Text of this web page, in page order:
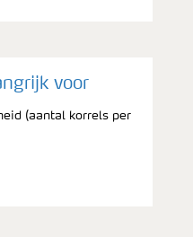
voor
(aantal korrels per